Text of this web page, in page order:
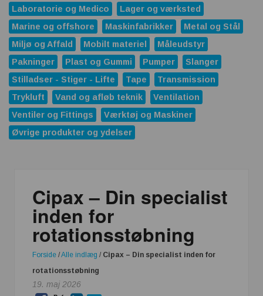
Laboratorie og Medico
Lager og værksted
Marine og offshore
Maskinfabrikker
Metal og Stål
Miljø og Affald
Mobilt materiel
Måleudstyr
Pakninger
Plast og Gummi Pumper
Slanger
Stilladser - Stiger - Lifte
Tape
Transmission
Trykluft
Vand og afløb teknik
Ventilation
Ventiler og Fittings
Værktøj og Maskiner
Øvrige produkter og ydelser
Cipax – Din specialist
inden for
rotationsstøbning
Forside /Alle indlæg / Cipax – Din specialist inden for
rotationsstøbning
19. maj 2026